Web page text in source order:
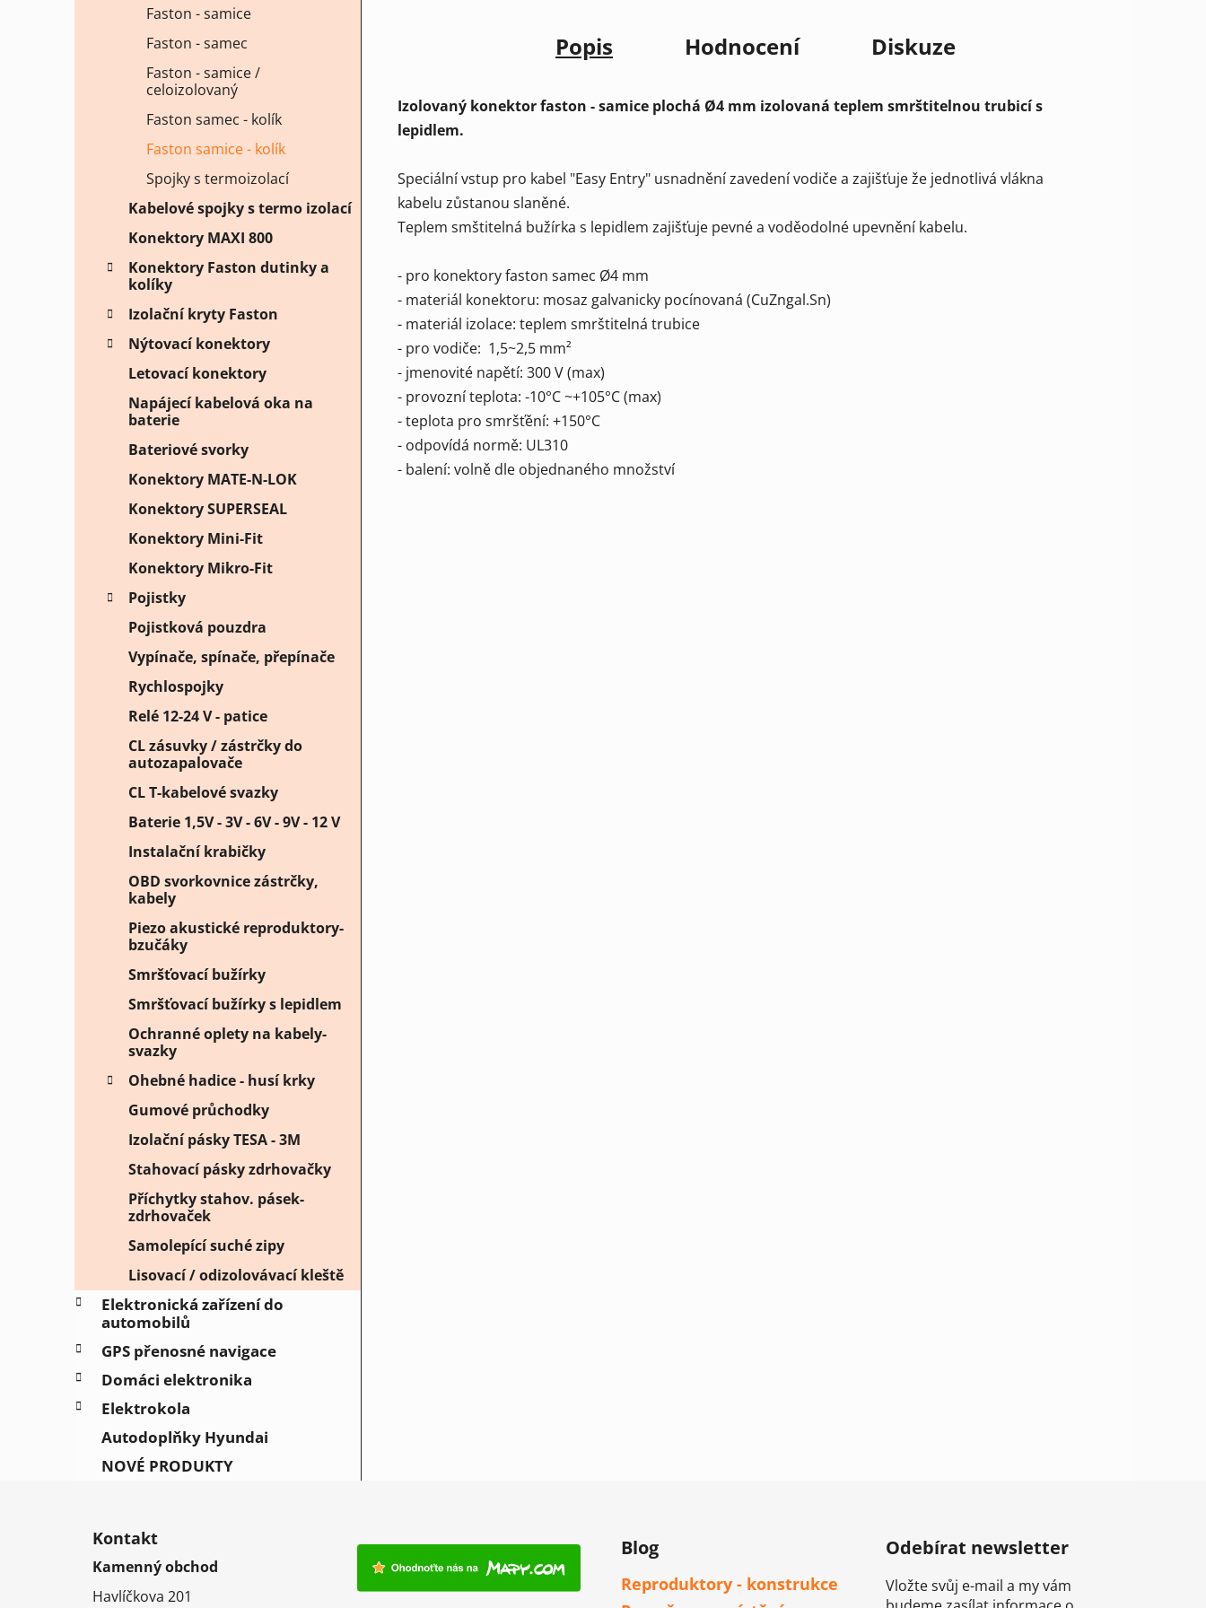
Faston - samice
Faston - samec
Faston - samice /
celoizolovaný
Faston samec - kolík
Faston samice - kolík
Spojky s termoizolací
Kabelové spojky s termo izolací
Konektory MAXI 800
Konektory Faston dutinky a
kolíky
Izolační kryty Faston
Nýtovací konektory
Letovací konektory
Napájecí kabelová oka na
baterie
Bateriové svorky
Konektory MATE-N-LOK
Konektory SUPERSEAL
Konektory Mini-Fit
Konektory Mikro-Fit
Pojistky
Pojistková pouzdra
Vypínače, spínače, přepínače
Rychlospojky
Relé 12-24 V - patice
CL zásuvky / zástrčky do
autozapalovače
CL T-kabelové svazky
Baterie 1,5V - 3V - 6V - 9V - 12 V
Instalační krabičky
OBD svorkovnice zástrčky,
kabely
Piezo akustické reproduktory-
bzučáky
Smršťovací bužírky
Smršťovací bužírky s lepidlem
Ochranné oplety na kabely-
svazky
Ohebné hadice - husí krky
Gumové průchodky
Izolační pásky TESA - 3M
Stahovací pásky zdrhovačky
Příchytky stahov. pásek-
zdrhovaček
Samolepící suché zipy
Lisovací / odizolovávací kleště
Elektronická zařízení do
automobilů
GPS přenosné navigace
Domáci elektronika
Elektrokola
Autodoplňky Hyundai
NOVÉ PRODUKTY
Popis Hodnocení Diskuze
Izolovaný konektor faston - samice plochá Ø4 mm izolovaná teplem smrštitelnou trubicí s
lepidlem.
Speciální vstup pro kabel "Easy Entry" usnadnění zavedení vodiče a zajišťuje že jednotlivá vlákna
kabelu zůstanou slaněné.
Teplem smštitelná bužírka s lepidlem zajišťuje pevné a voděodolné upevnění kabelu.
- pro konektory faston samec Ø4 mm
- materiál konektoru: mosaz galvanicky pocínovaná (CuZngal.Sn)
- materiál izolace: teplem smrštitelná trubice
- pro vodiče: 1,5~2,5 mm²
- jmenovité napětí: 300 V (max)
- provozní teplota: -10°C ~+105°C (max)
- teplota pro smršťění: +150°C
- odpovídá normě: UL310
- balení: volně dle objednaného množství
Kontakt
Kamenný obchod
Havlíčkova 201
Blog
Reproduktory - konstrukce
Odebírat newsletter
Vložte svůj e-mail a my vám